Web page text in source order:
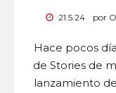
21.5.24 por
Hace pocos
de Stories de
lanzamiento